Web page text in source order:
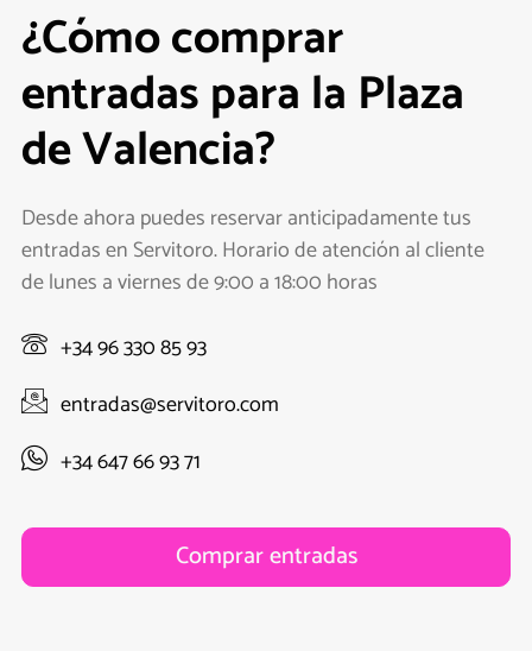
¿Cómo comprar
entradas para la Plaza
de Valencia?
Desde ahora puedes reservar anticipadamente tus
entradas en Servitoro. Horario de atención al cliente
de lunes a viernes de 9:00 a 18:00 horas
+34 96 330 85 93
entradas@servitoro.com
+34 647 66 93 71
Comprar entradas